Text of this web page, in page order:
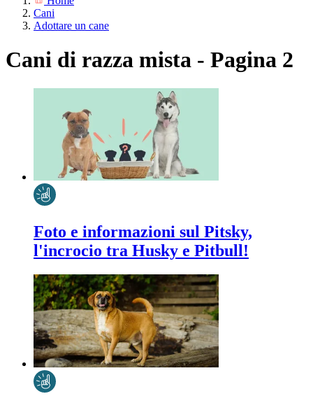
Cani
Adottare un cane
Cani di razza mista - Pagina 2
Foto e informazioni sul Pitsky,
l'incrocio tra Husky e Pitbull!